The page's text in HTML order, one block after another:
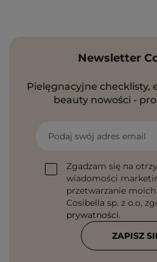
Newsletter
Pielęgnacyjne checklisty,
beauty nowości -
Podaj swój adres email
Zgadzam się na
wiadomości
przetwarzanie
Cosibella sp. z o.o,
prywatności.
ZAPISZ